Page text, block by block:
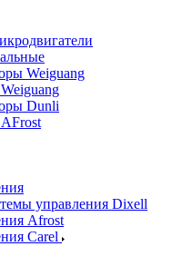
Weiguang
Dunli
управления Dixell
Afrost
Carel